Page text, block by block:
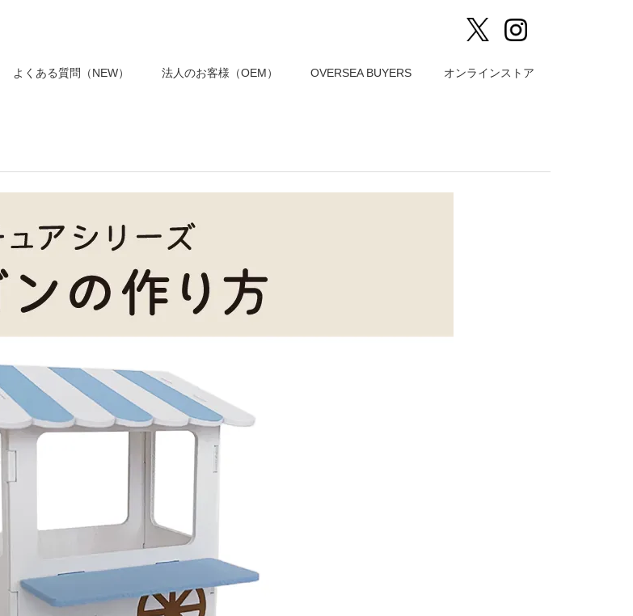
よくある質問（NEW） 法人のお客様（OEM） OVERSEA BUYERS オンラインストア